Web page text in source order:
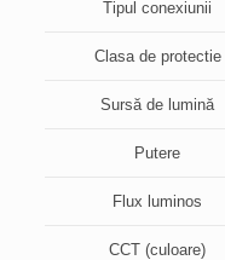
Tipul conexiunii
Clasa de protectie
Sursă de lumină
Putere
Flux luminos
CCT (culoare)